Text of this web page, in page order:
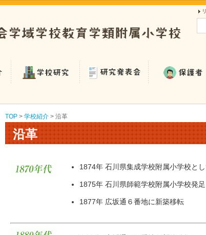
TOP > 学校紹介 > 沿革
沿革
1874年 石川県集成学校附属小学校と
1875年 石川県師範学校附属小学校発足
1877年 広坂通６番地に新築移転